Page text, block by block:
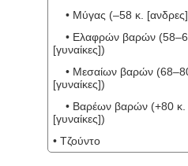
• Μύγας (–58 κ. [ανδρες]
• Ελαφρών βαρών
[γυναίκες])
• Μεσαίων βαρών
[γυναίκες])
• Βαρέων βαρών (+80 κ.
[γυναίκες])
• Τζούντο